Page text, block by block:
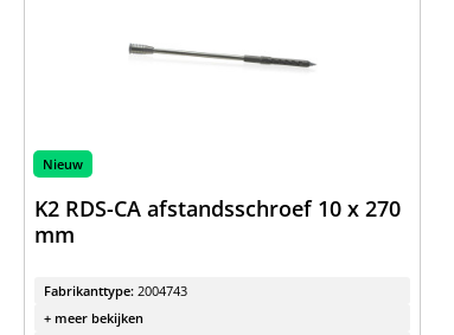
Nieuw
K2 RDS-CA afstandsschroef 10 x 270
mm
Fabrikanttype: 2004743
+ meer bekijken